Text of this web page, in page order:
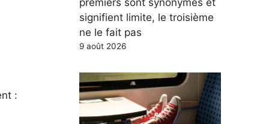
:
premiers sont synonymes et
signifient limite, le troisième
ne le fait pas
9 août 2026